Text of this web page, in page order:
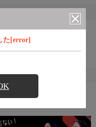
た[error]